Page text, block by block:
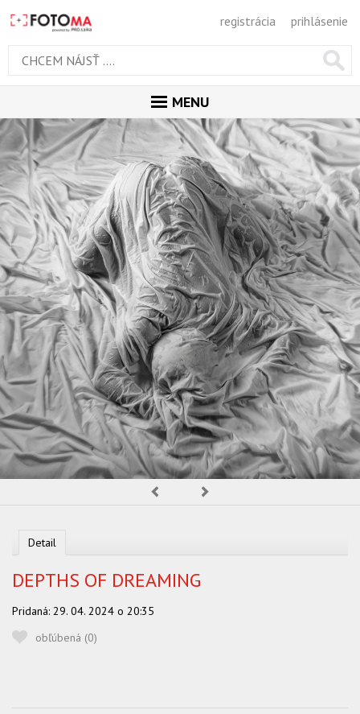
registrácia prihlásenie
MENU
ÚVOD
MAGAZÍN
GALÉRIA
ODPORÚČANÉ
NAJNOVŠIE
POPULÁRNE
POPULÁRNE DNES
OBĽUBENÉ
OBĽUBENÍ AUTORI
VYHĽADÁVANIE
PORADŇA
SÚŤAŽE
KALENDÁR AKCIÍ
Detail
DEPTHS OF DREAMING
Pridaná: 29. 04. 2024 o 20:35
obľúbená (0)